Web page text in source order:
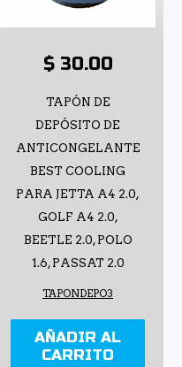
$ 30.00
TAPÓN DE
DEPÓSITO DE
ANTICONGELANTE
BEST COOLING
PARA JETTA A4 2.0,
GOLF A4 2.0,
BEETLE 2.0, POLO
1.6, PASSAT 2.0
TAPONDEPO3
AÑADIR AL
CARRITO